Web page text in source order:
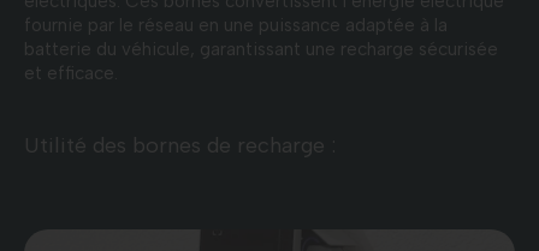
fournie par le réseau en une puissance adaptée à la
batterie du véhicule, garantissant une recharge sécurisée
et efficace.
Utilité des bornes de recharge :